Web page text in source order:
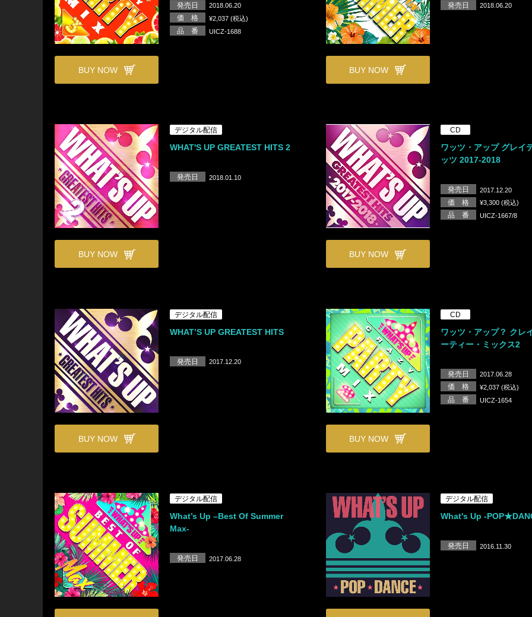
BUY NOW
発売日 2018.06.20
価 格 ¥2,037 (税込)
品 番 UICZ-1688
BUY NOW
発売日 2018.06.20
BUY NOW
デジタル配信
WHAT'S UP GREATEST HITS 2
発売日 2018.01.10
BUY NOW
CD
ワッツ・アップ グレイ
ッツ 2017-2018
発売日 2017.12.20
価 格 ¥3,300 (税込)
品 番 UICZ-1667/8
BUY NOW
デジタル配信
WHAT’S UP GREATEST HITS
発売日 2017.12.20
BUY NOW
CD
ワッツ・アップ？ クレ
ーティー・ミックス2
発売日 2017.06.28
価 格 ¥2,037 (税込)
品 番 UICZ-1654
デジタル配信
What’s Up –Best Of Summer
Max-
発売日 2017.06.28
デジタル配信
What's Up -
発売日 2016.11.30